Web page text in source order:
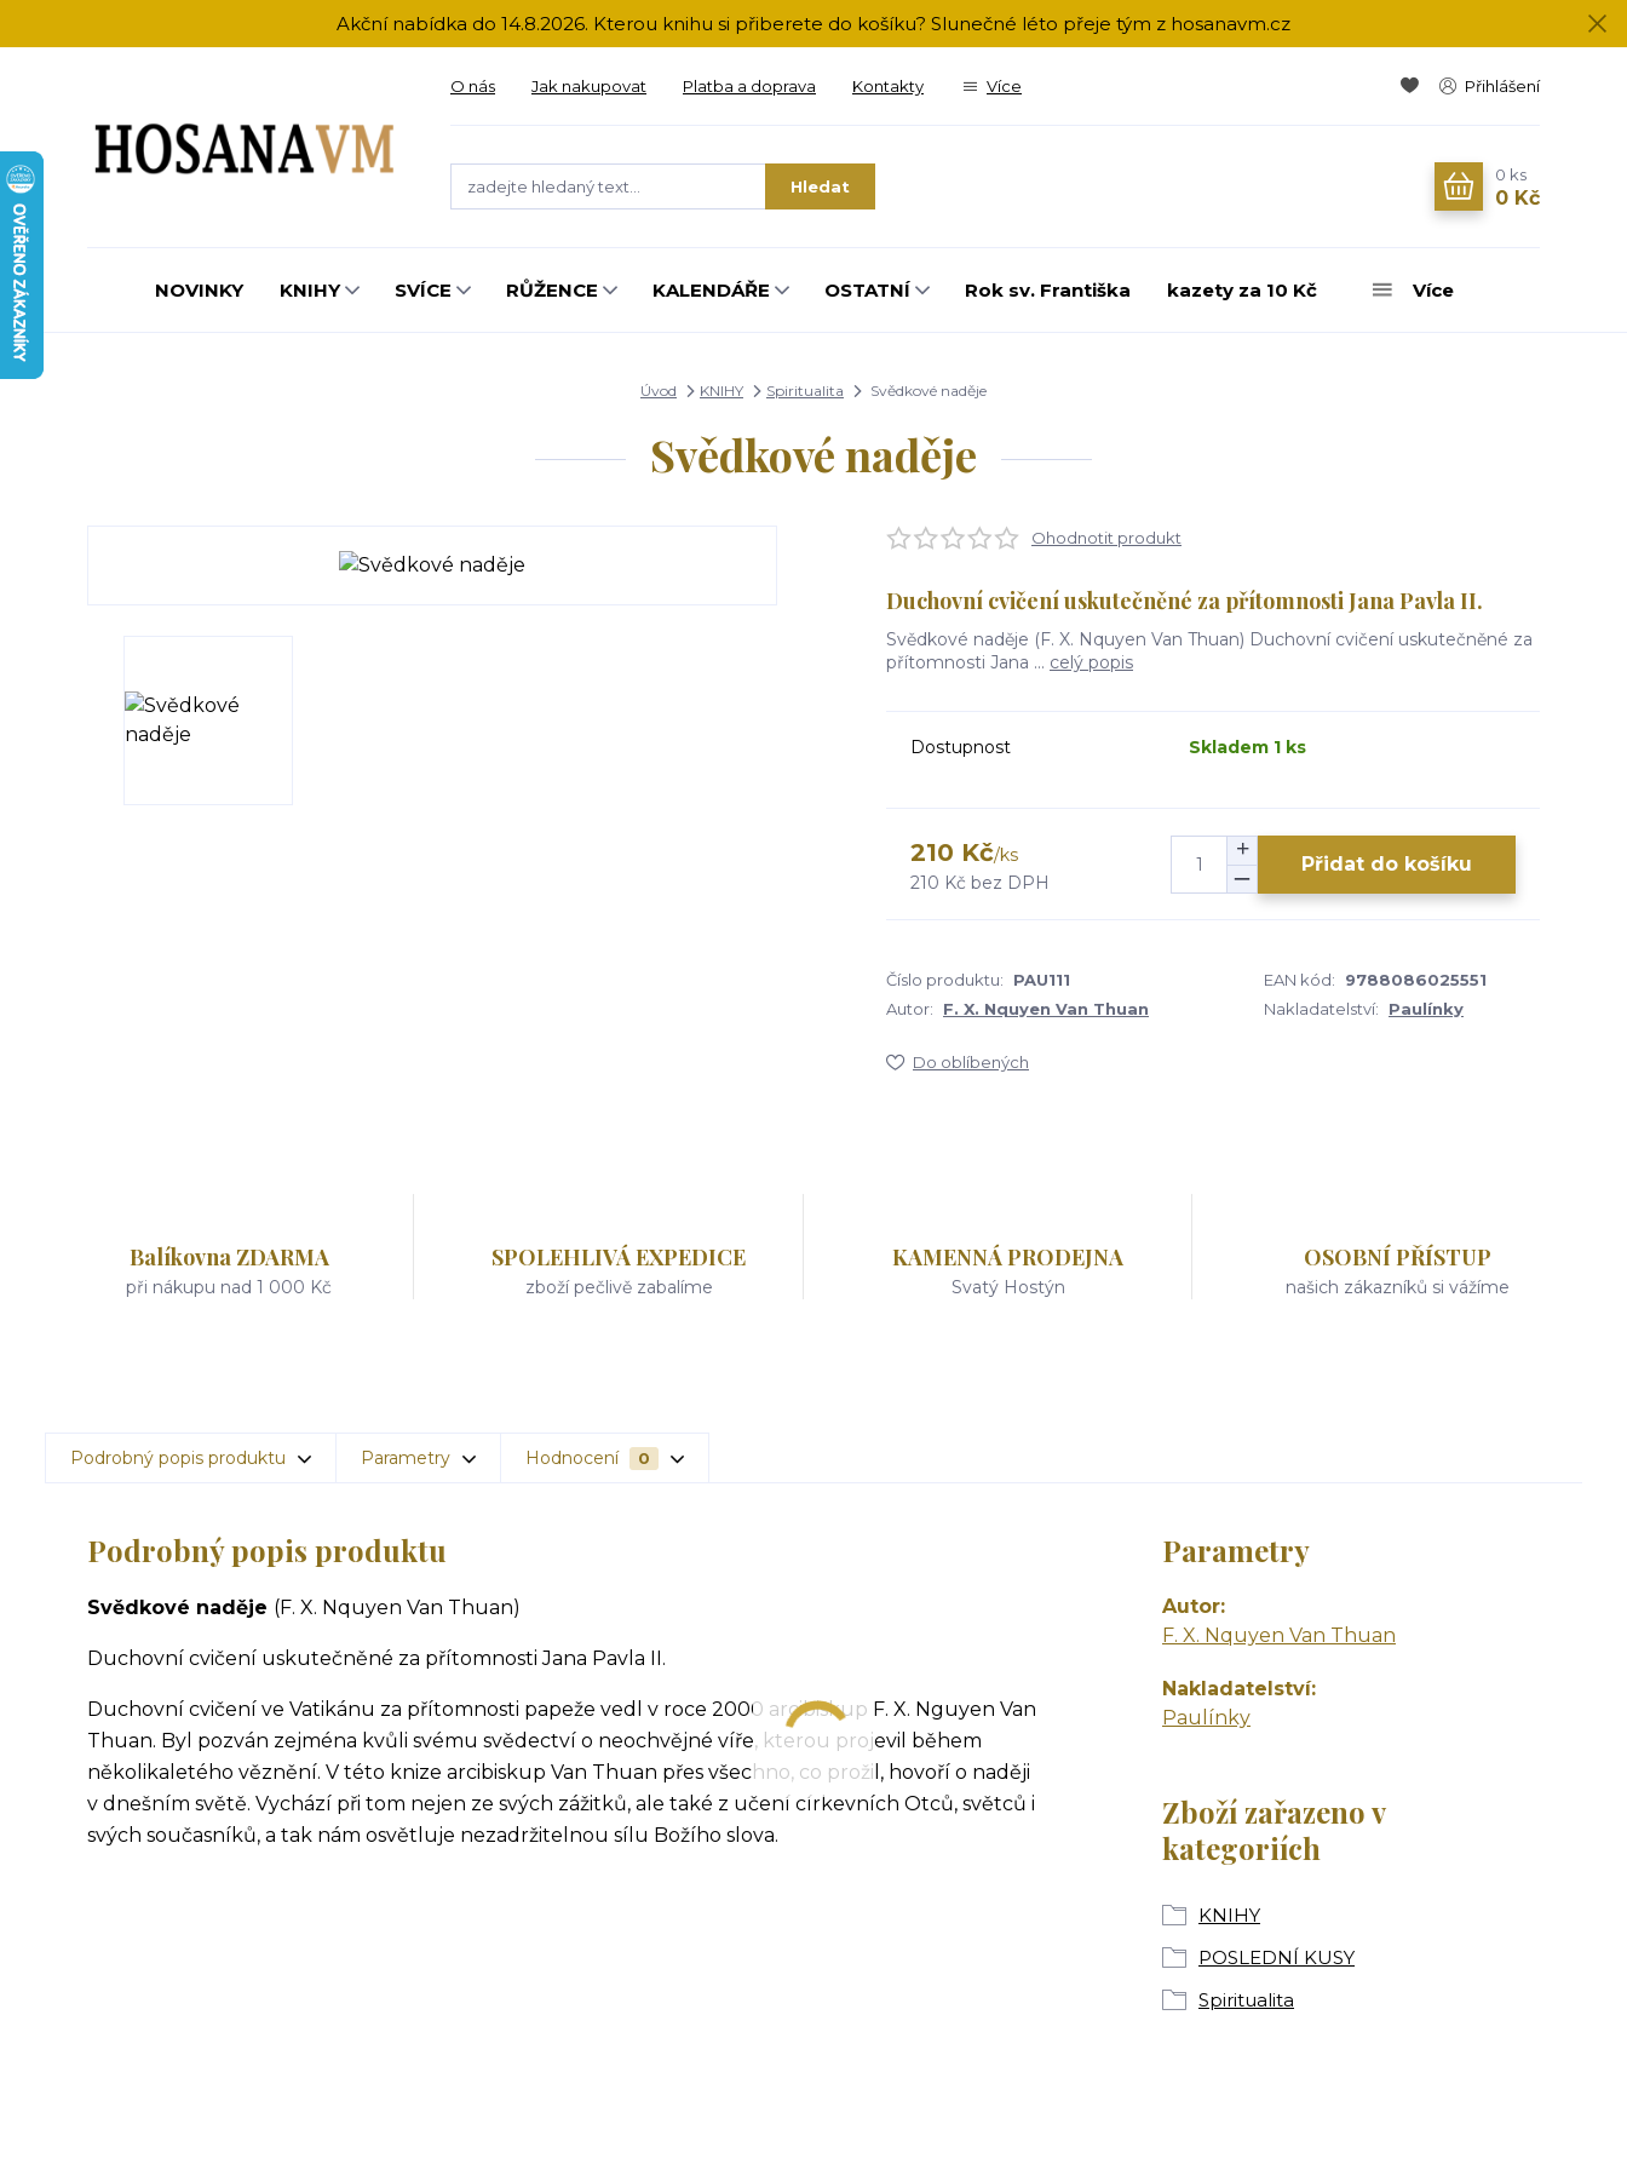
Akční nabídka do 14.8.2026. Kterou knihu si přiberete do košíku? Slunečné léto přeje tým z hosanavm.cz
O nás Jak nakupovat Platba a doprava Kontakty Více Přihlášení
Hledat
0 ks
0 Kč
NOVINKY KNIHY SVÍCE RŮŽENCE KALENDÁŘE OSTATNÍ Rok sv. Františka kazety za 10 Kč Více
Úvod KNIHY Spiritualita Svědkové naděje
Svědkové naděje
Ohodnotit produkt
Duchovní cvičení uskutečněné za přítomnosti Jana Pavla II.
Svědkové naděje (F. X. Nquyen Van Thuan) Duchovní cvičení uskutečněné za
přítomnosti Jana ... celý popis
Dostupnost Skladem 1 ks
210 Kč/ks
210 Kč bez DPH
Přidat do košíku
Číslo produktu: PAU111 EAN kód:
9788086025551
Autor:
F. X. Nquyen Van Thuan Nakladatelství: Paulínky
Do oblíbených
Balíkovna ZDARMA
při nákupu nad 1 000 Kč
SPOLEHLIVÁ EXPEDICE
zboží pečlivě zabalíme
KAMENNÁ PRODEJNA
Svatý Hostýn
OSOBNÍ PŘÍSTUP
našich zákazníků si vážíme
Podrobný popis produktu Parametry Hodnocení 0
Podrobný popis produktu
Svědkové naděje (F. X. Nquyen Van Thuan)
Duchovní cvičení uskutečněné za přítomnosti Jana Pavla II.
Duchovní cvičení ve Vatikánu za přítomnosti papeže vedl v roce 2000 arcibiskup F. X. Nguyen Van
Thuan. Byl pozván zejména kvůli svému svědectví o neochvějné víře, kterou projevil během
několikaletého věznění. V této knize arcibiskup Van Thuan přes všechno, co prožil, hovoří o naději
v dnešním světě. Vychází při tom nejen ze svých zážitků, ale také z učení církevních Otců, světců i
svých současníků, a tak nám osvětluje nezadržitelnou sílu Božího slova.
Parametry
Autor
F. X. Nquyen Van Thuan
Nakladatelství
Paulínky
Zboží zařazeno v
kategoriích
KNIHY
POSLEDNÍ KUSY
Spiritualita